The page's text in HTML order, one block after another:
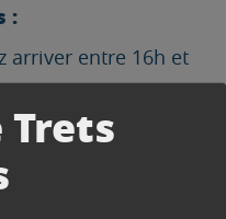
Trets
:
arriver entre 16h et
aucune entrée ne
d’eau et une